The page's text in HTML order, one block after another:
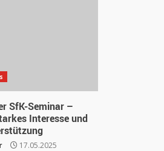
SfK-Seminar –
Interesse und
17.05.2025